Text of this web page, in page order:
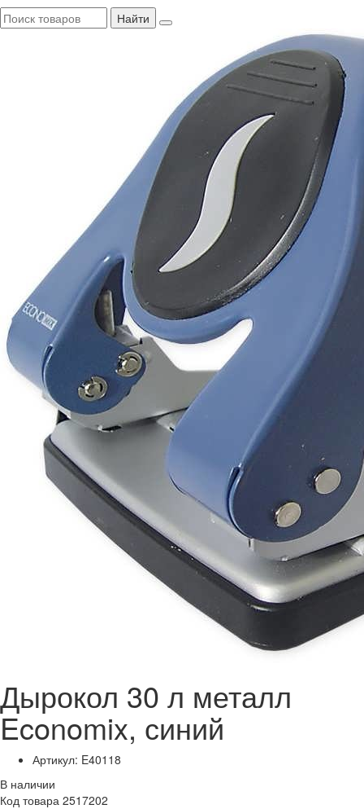
Найти
Дырокол 30 л металл
Economix, синий
Артикул: E40118
В наличии
Код товара 2517202